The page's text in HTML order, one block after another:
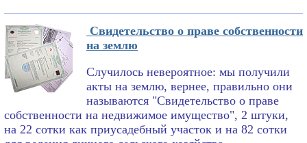
Свидетельство о праве собственности
на землю
Случилось невероятное: мы получили
акты на землю, вернее, правильно они
называются "Свидетельство о праве
собственности на недвижимое имущество", 2 штуки,
на 22 сотки как приусадебный участок и на 82 сотки